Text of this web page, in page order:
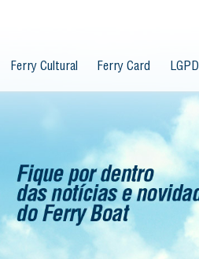
Ferry Cultural Ferry Card LGPD